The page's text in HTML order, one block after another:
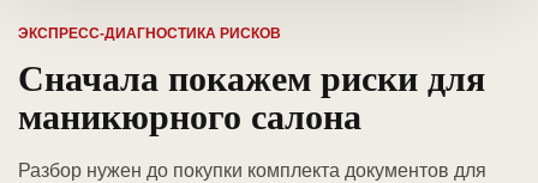
ЭКСПРЕСС-ДИАГНОСТИКА РИСКОВ
Сначала покажем риски для
маникюрного салона
Разбор нужен до покупки комплекта документов для